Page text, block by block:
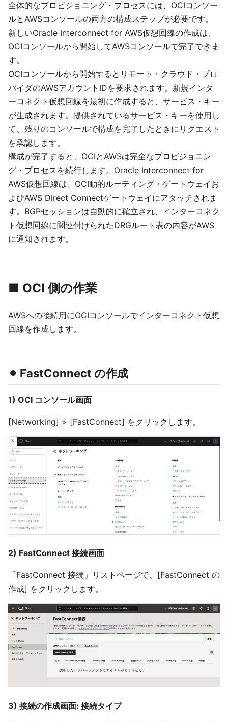
全体的なプロビジョニング・プロセスには、OCIコンソー
ルとAWSコンソールの両方の構成ステップが必要です。
新しいOracle Interconnect for AWS仮想回線の作成は、
OCIコンソールから開始してAWSコンソールで完了できま
す。
OCIコンソールから開始するとリモート・クラウド・プロ
バイダのAWSアカウントIDを要求されます。新規インタ
ーコネクト仮想回線を最初に作成すると、サービス・キー
が生成されます。提供されているサービス・キーを使用し
て、残りのコンソールで構成を完了したときにリクエスト
を承認します。
構成が完了すると、OCIとAWSは完全なプロビジョニン
グ・プロセスを続行します。Oracle Interconnect for
AWS仮想回線は、OCI動的ルーティング・ゲートウェイお
よびAWS Direct Connectゲートウェイにアタッチされま
す。BGPセッションは自動的に確立され、インターコネク
ト仮想回線に関連付けられたDRGルート表の内容がAWS
に通知されます。
■ OCI 側の作業
AWSへの接続用にOCIコンソールでインターコネクト仮想
回線を作成します。
⚫︎ FastConnect の作成
1) OCI コンソール画面
[Networking] > [FastConnect] をクリックします。
2) FastConnect 接続画面
「FastConnect 接続」リストページで、[FastConnect の
作成] をクリックします。
3) 接続の作成画面: 接続タイプ